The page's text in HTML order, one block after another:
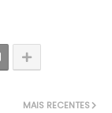
MAIS RECENTES